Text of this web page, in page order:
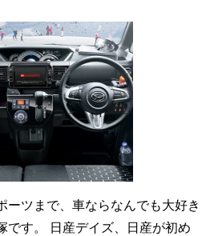
ーツまで、車ならなんでも大好き
です。 日産デイズ、日産が初め